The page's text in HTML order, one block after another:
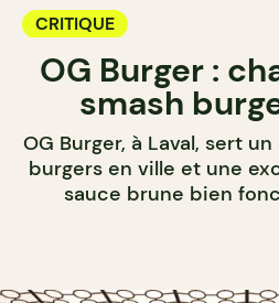
CRITIQUE
OG Burger :
smash
OG Burger, à Laval, sert
burgers en ville et une
sauce brune bien